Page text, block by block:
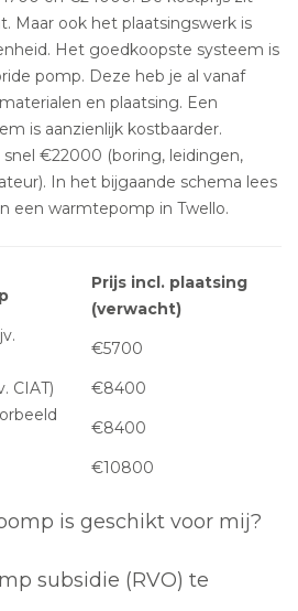
Maar ook het plaatsingswerk is
Het goedkoopste systeem is
pomp. Deze heb je al vanaf
en plaatsing. Een
is aanzienlijk kostbaarder.
snel €22000 (boring, leidingen,
In het bijgaande schema lees
een warmtepomp in Twello.
Prijs incl. plaatsing
(verwacht)
€5700
CIAT)
€8400
€8400
€10800
is geschikt voor mij?
subsidie (RVO) te